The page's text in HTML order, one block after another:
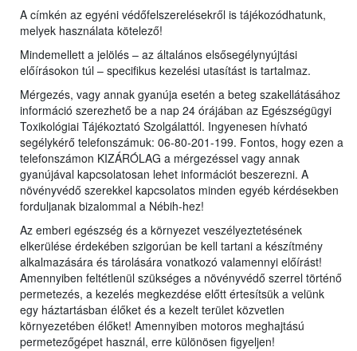
A címkén az egyéni védőfelszerelésekről is tájékozódhatunk,
melyek használata kötelező!
Mindemellett a jelölés – az általános elsősegélynyújtási
előírásokon túl – specifikus kezelési utasítást is tartalmaz.
Mérgezés, vagy annak gyanúja esetén a beteg szakellátásához
információ szerezhető be a nap 24 órájában az Egészségügyi
Toxikológiai Tájékoztató Szolgálattól. Ingyenesen hívható
segélykérő telefonszámuk: 06-80-201-199. Fontos, hogy ezen a
telefonszámon KIZÁRÓLAG a mérgezéssel vagy annak
gyanújával kapcsolatosan lehet információt beszerezni. A
növényvédő szerekkel kapcsolatos minden egyéb kérdésekben
forduljanak bizalommal a Nébih-hez!
Az emberi egészség és a környezet veszélyeztetésének
elkerülése érdekében szigorúan be kell tartani a készítmény
alkalmazására és tárolására vonatkozó valamennyi előírást!
Amennyiben feltétlenül szükséges a növényvédő szerrel történő
permetezés, a kezelés megkezdése előtt értesítsük a velünk
egy háztartásban élőket és a kezelt terület közvetlen
környezetében élőket! Amennyiben motoros meghajtású
permetezőgépet használ, erre különösen figyeljen!